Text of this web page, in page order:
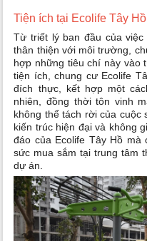
Tiện ích tại Ecolife Tây Hồ
Từ triết lý ban đầu của
thân thiện với môi trường,
hợp những tiêu chí này vào
tiện ích, chung cư Ecolife
đích thực, kết hợp một
nhiên, đồng thời tôn vinh
không thể tách rời của cuộc
kiến trúc hiện đại và không
đáo của Ecolife Tây Hồ
sức mua sắm tại trung tâm
dự án.